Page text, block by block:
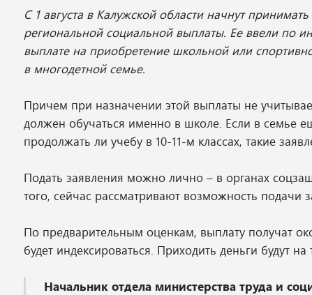
С 1 августа в Калужской области начнут
региональной социальной выплаты. Ее ввели по
выплате на приобретение школьной или
в многодетной семье.
Причем при назначении этой выплаты не
должен обучаться именно в школе. Если в семье
продолжать ли учебу в 10-11-м классах, такие
Подать заявления можно лично – в органах
того, сейчас рассматривают возможность подачи
По предварительным оценкам, выплату получат
будет индексироваться. Приходить деньги будут
Начальник отдела министерства труда и